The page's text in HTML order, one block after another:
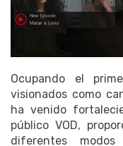
Ocupando el
visionados como
ha venido
público VOD,
diferentes